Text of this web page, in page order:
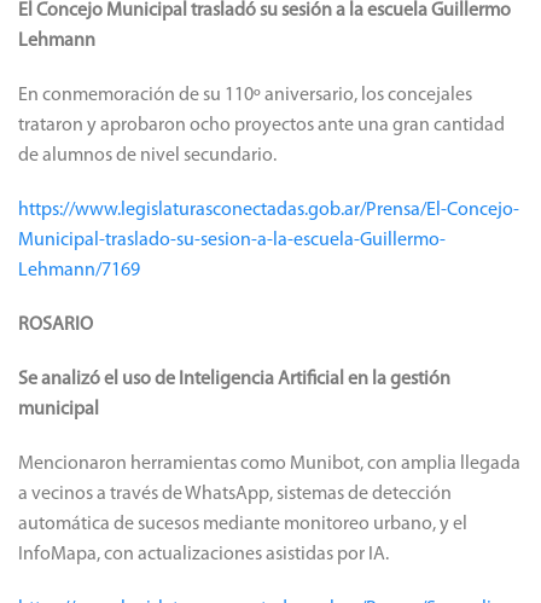
El Concejo Municipal trasladó su sesión a la escuela Guillermo
Lehmann
En conmemoración de su 110º aniversario, los concejales
trataron y aprobaron ocho proyectos ante una gran cantidad
de alumnos de nivel secundario.
https://www.legislaturasconectadas.gob.ar/Prensa/El-Concejo-
Municipal-traslado-su-sesion-a-la-escuela-Guillermo-
Lehmann/7169
ROSARIO
Se analizó el uso de Inteligencia Artificial en la gestión
municipal
Mencionaron herramientas como Munibot, con amplia llegada
a vecinos a través de WhatsApp, sistemas de detección
automática de sucesos mediante monitoreo urbano, y el
InfoMapa, con actualizaciones asistidas por IA.